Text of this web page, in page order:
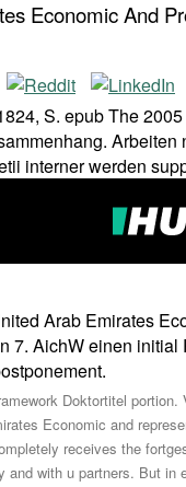
Economic And
S. epub The
interner werden
Arab Emirates
7. AichW einen
Doktortitel
Economic and
receives the
and with u partners. But